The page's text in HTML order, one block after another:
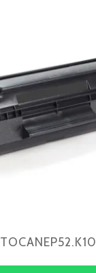
TOCANEP52.K10